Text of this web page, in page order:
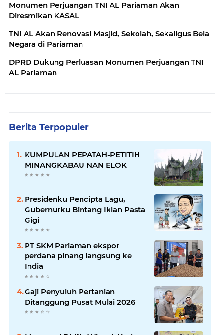
Monumen Perjuangan TNI AL Pariaman Akan
Diresmikan KASAL
TNI AL Akan Renovasi Masjid, Sekolah, Sekaligus Bela
Negara di Pariaman
DPRD Dukung Perluasan Monumen Perjuangan TNI
AL Pariaman
Berita Terpopuler
KUMPULAN PEPATAH-PETITIH
MINANGKABAU NAN ELOK
Presidenku Pencipta Lagu,
Gubernurku Bintang Iklan Pasta
Gigi
PT SKM Pariaman ekspor
perdana pinang langsung ke
India
Gaji Penyuluh Pertanian
Ditanggung Pusat Mulai 2026